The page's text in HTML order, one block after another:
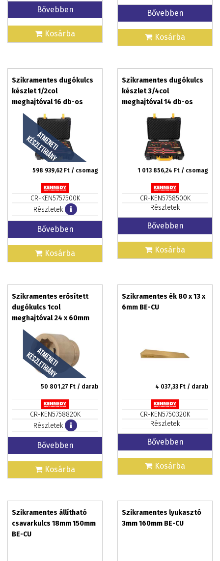
Bővebben
Kosárba
Bővebben
Kosárba
Szikramentes dugókulcs
készlet 1/2col
meghajtóval 16 db-os
598 939,62 Ft / csomag
CR-KEN5757500K
Részletek
Bővebben
Kosárba
Szikramentes dugókulcs
készlet 3/4col
meghajtóval 14 db-os
1 013 856,24 Ft / csomag
CR-KEN5758500K
Részletek
Bővebben
Kosárba
Szikramentes erősített
dugókulcs 1col
meghajtóval 24 x 60mm
50 801,27 Ft / darab
CR-KEN5758820K
Részletek
Bővebben
Kosárba
Szikramentes ék 80 x 13 x
6mm BE-CU
4 037,33 Ft / darab
CR-KEN5750320K
Részletek
Bővebben
Kosárba
Szikramentes állítható
csavarkulcs 18mm 150mm
BE-CU
Szikramentes lyukasztó
3mm 160mm BE-CU